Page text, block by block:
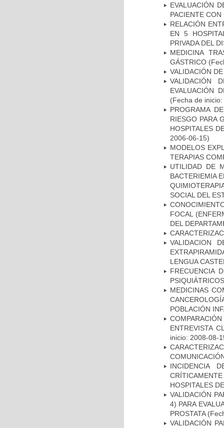
EVALUACIÓN
PACIENTE CON
RELACIÓN
EN 5
PRIVADA DEL
MEDICINA
GÁSTRICO
VALIDACIÓN
VALIDACIÓN
EVALUACIÓN
(Fecha de
PROGRAMA
RIESGO PARA
HOSPITALES
2006-06-15)
MODELOS
TERAPIAS
UTILIDAD DE
BACTERIEMIA
SOCIAL DEL
FOCAL
DEL
VALIDACION
LENGUA
FRECUENCIA
MEDICINAS
POBLACIÓN
ENTREVISTA
inicio: 2008-08-
INCIDENCIA
HOSPITALES
VALIDACIÓN
4) PARA
PROSTATA
VALIDACIÓN